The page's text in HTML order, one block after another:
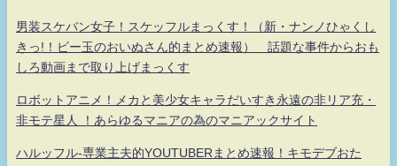
男装スケバン女子！スケッフルまっくす！（新・ナンノひゃくし
きっ!！ビー玉のおいぬさん的まとめ速報） 話題な事件からおも
しろ動画まで取り上げまっくす
ロボットアニメ！メカと美少女キャラだいすき永遠の非リア充・
非モテ星人 ！あらゆるマニアの為のマニアックサイト
ハルッフル-専業主夫的YOUTUBERまとめ速報！キモデブおた